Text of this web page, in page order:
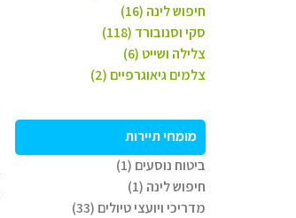
חיפוש לינה (16)
סקי וסנובורד (118)
צלילה ושייט (6)
צלמים גיאוגרפיים (2)
מומחי תיירות
ביטוח נוסעים (1)
חיפוש לינה (1)
מדריכי ויועצי טיולים (33)